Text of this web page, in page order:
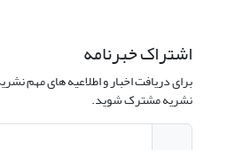
اشتراک خبرنامه
برای دریافت اخبار و اطلاعیه های مهم
نشریه مشترک شوید.